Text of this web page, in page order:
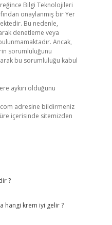
Bilgi Teknolojileri
onaylanmış bir Yer
Bu nedenle,
denetleme veya
Ancak,
sorumluluğunu
bu sorumluluğu kabul
aykırı olduğunu
adresine bildirmeniz
içerisinde sitemizden
?
hangi krem iyi gelir ?